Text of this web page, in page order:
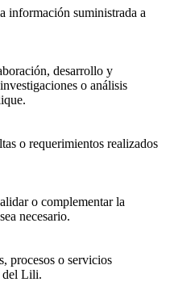
información suministrada a
desarrollo y
o análisis
o requerimientos realizados
o complementar la
necesario.
procesos o servicios
del Lili.